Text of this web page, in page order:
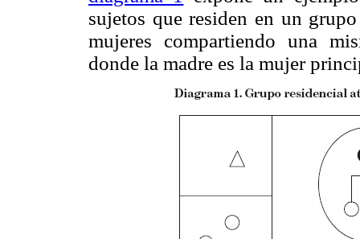
sujetos que residen en un
mujeres compartiendo una
donde la madre es la mujer